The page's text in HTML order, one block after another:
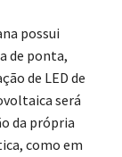
possui
de ponta,
de LED de
será
da própria
como em